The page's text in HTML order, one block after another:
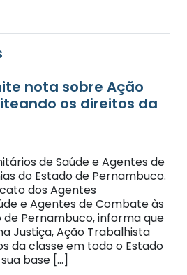
nota sobre Ação
os direitos da
de Saúde e Agentes de
do Estado de Pernambuco.
dos Agentes
e Agentes de Combate às
de Pernambuco, informa que
Justiça, Ação Trabalhista
da classe em todo o Estado
base […]